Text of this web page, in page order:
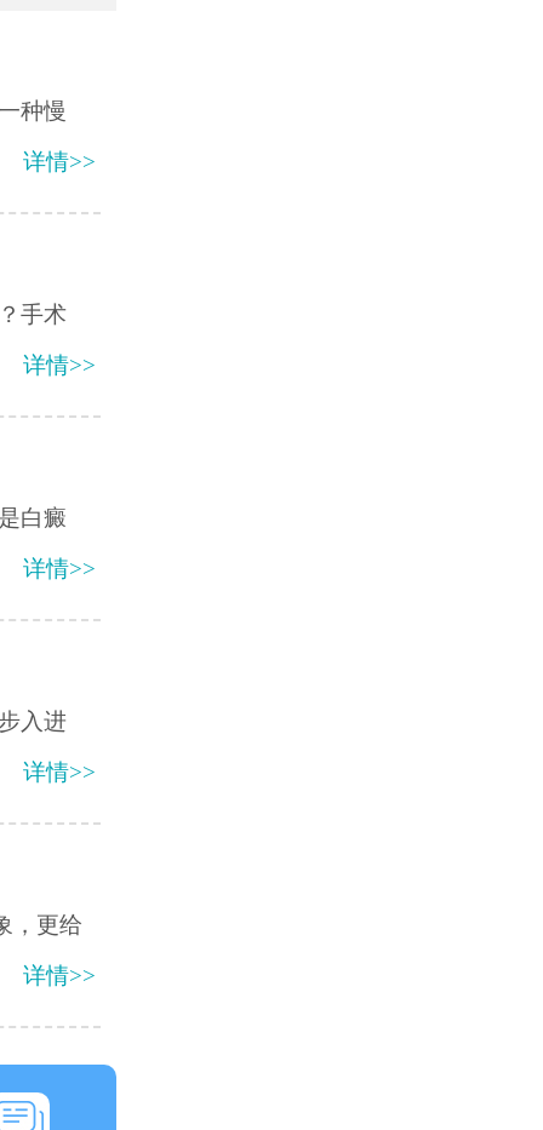
种慢
详情>>
手术
详情>>
白癜
详情>>
入进
详情>>
，更给
详情>>